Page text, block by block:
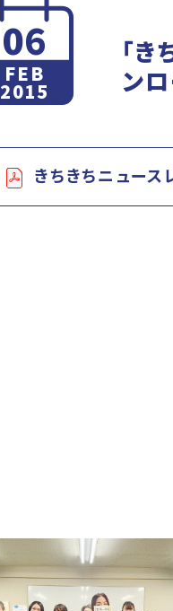
06
FEB
2015
「
ンロ
きちきちニュー